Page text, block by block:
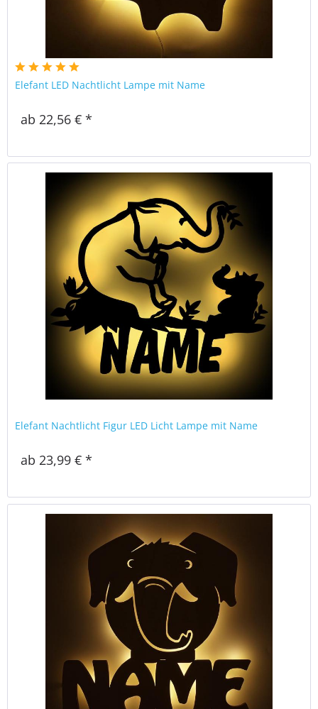
Elefant LED Nachtlicht Lampe mit Name
ab 22,56 € *
Elefant Nachtlicht Figur LED Licht Lampe mit Name
ab 23,99 € *